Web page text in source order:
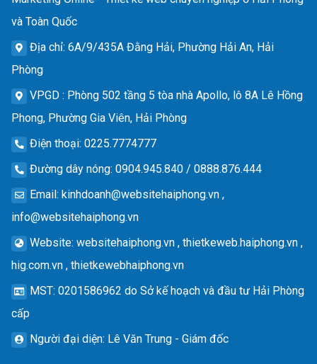
và Toàn Quốc
Địa chỉ: 6A/9/435A Đằng Hải, Phường Hải An, Hải
Phòng
VPGD : Phòng 502 tầng 5 tòa nhà Apollo, lô 8A Lê Hồng
Phong, Phường Gia Viên, Hải Phòng
Điện thoại: 0225.7774777
Đường dây nóng: 0904.945.840 / 0888.876.444
Email: kinhdoanh@websitehaiphong.vn ,
info@websitehaiphong.vn
Website: websitehaiphong.vn , thietkeweb.haiphong.vn ,
hig.com.vn , thietkewebhaiphong.vn
MST: 0201586962 do Sở kế hoạch và đầu tư Hải Phòng
cấp
Người đại diện: Lê Văn Trung - Giám đốc